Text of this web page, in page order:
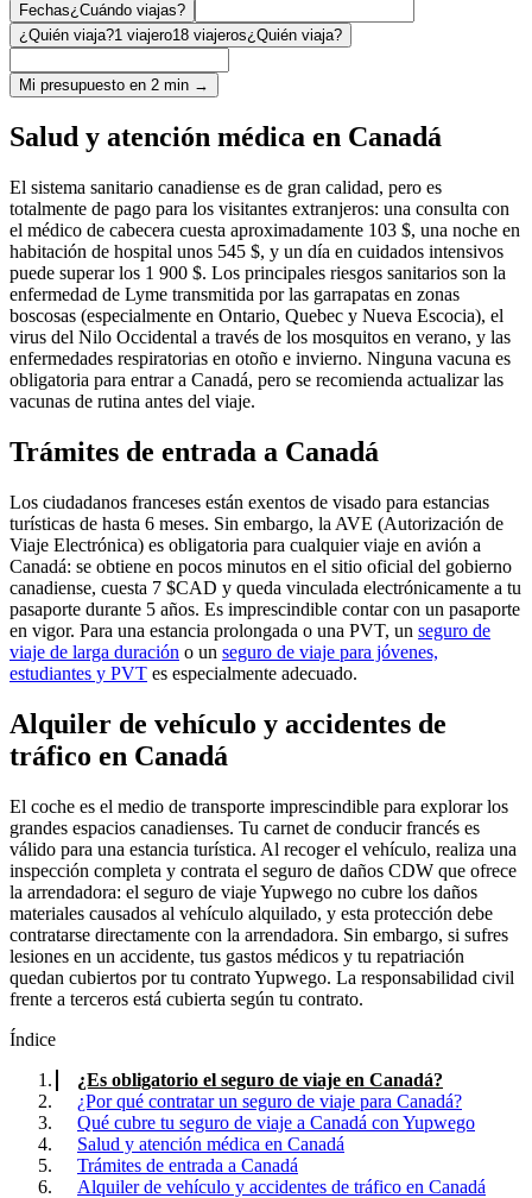
Fechas¿Cuándo viajas?
¿Quién viaja?1 viajero18 viajeros¿Quién viaja?
Mi presupuesto en 2 min →
Salud y atención médica en Canadá
El sistema sanitario canadiense es de gran calidad, pero es
totalmente de pago para los visitantes extranjeros: una consulta con
el médico de cabecera cuesta aproximadamente 103 $, una noche en
habitación de hospital unos 545 $, y un día en cuidados intensivos
puede superar los 1 900 $. Los principales riesgos sanitarios son la
enfermedad de Lyme transmitida por las garrapatas en zonas
boscosas (especialmente en Ontario, Quebec y Nueva Escocia), el
virus del Nilo Occidental a través de los mosquitos en verano, y las
enfermedades respiratorias en otoño e invierno. Ninguna vacuna es
obligatoria para entrar a Canadá, pero se recomienda actualizar las
vacunas de rutina antes del viaje.
Trámites de entrada a Canadá
Los ciudadanos franceses están exentos de visado para estancias
turísticas de hasta 6 meses. Sin embargo, la AVE (Autorización de
Viaje Electrónica) es obligatoria para cualquier viaje en avión a
Canadá: se obtiene en pocos minutos en el sitio oficial del gobierno
canadiense, cuesta 7 $CAD y queda vinculada electrónicamente a tu
pasaporte durante 5 años. Es imprescindible contar con un pasaporte
en vigor. Para una estancia prolongada o una PVT, un seguro de
viaje de larga duración o un seguro de viaje para jóvenes,
estudiantes y PVT es especialmente adecuado.
Alquiler de vehículo y accidentes de
tráfico en Canadá
El coche es el medio de transporte imprescindible para explorar los
grandes espacios canadienses. Tu carnet de conducir francés es
válido para una estancia turística. Al recoger el vehículo, realiza una
inspección completa y contrata el seguro de daños CDW que ofrece
la arrendadora: el seguro de viaje Yupwego no cubre los daños
materiales causados al vehículo alquilado, y esta protección debe
contratarse directamente con la arrendadora. Sin embargo, si sufres
lesiones en un accidente, tus gastos médicos y tu repatriación
quedan cubiertos por tu contrato Yupwego. La responsabilidad civil
frente a terceros está cubierta según tu contrato.
Índice
¿Es obligatorio el seguro de viaje en Canadá?
¿Por qué contratar un seguro de viaje para Canadá?
Qué cubre tu seguro de viaje a Canadá con Yupwego
Salud y atención médica en Canadá
Trámites de entrada a Canadá
Alquiler de vehículo y accidentes de tráfico en Canadá